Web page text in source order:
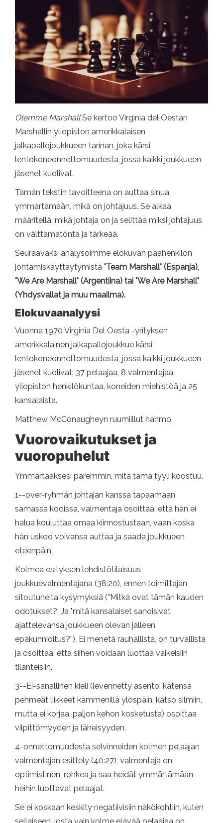
Olemme MarshallSe kertoo Virginia del Oestan
Marshallin yliopiston amerikkalaisen
jalkapallojoukkueen tarinan, joka kärsi
lentokoneonnettomuudesta, jossa kaikki joukkueen
jäsenet kuolivat.
Tämän tekstin tavoitteena on auttaa sinua
ymmärtämään, mikä on johtajuus. Se alkaa
määritellä, mikä johtaja on ja selittää miksi johtajuus
on välttämätöntä ja tärkeää.
Seuraavaksi analysoimme elokuvan päähenkilön
johtamiskäyttäytymistä "Team Marshall" (Espanja),
"We Are Marshall" (Argentiina) tai "We Are Marshall"
(Yhdysvallat ja muu maailma).
Elokuvaanalyysi
Vuonna 1970 Virginia Del Oesta -yrityksen
amerikkalainen jalkapallojoukkue kärsi
lentokoneonnettomuudesta, jossa kaikki joukkueen
jäsenet kuolivat: 37 pelaajaa, 8 valmentajaa,
yliopiston henkilökuntaa, koneiden miehistöä ja 25
kansalaista.
Matthew McConaugheyn ruumiillut hahmo.
Vuorovaikutukset ja
vuoropuhelut
Ymmärtääksesi paremmin, mitä tämä tyyli koostuu.
1--over-ryhmän johtajan kanssa tapaamaan
samassa kodissa, valmentaja osoittaa, että hän ei
halua kouluttaa omaa kiinnostustaan, vaan koska
hän uskoo voivansa auttaa ja saada joukkueen
eteenpäin.
Kolmea esityksen lehdistötilaisuus
joukkuevalmentajana (38:20), ennen toimittajan
sitoutuneita kysymyksiä (”Mitkä ovat tämän kauden
odotukset?, Ja "mitä kansalaiset sanoisivat
ajattelevansa joukkueen olevan jälleen
epäkunnioitus?”), Ei menetä rauhallista, on turvallista
ja osoittaa, että siihen voidaan luottaa vaikeisiin
tilanteisiin.
3--Ei-sanallinen kieli (levennetty asento, kätensä
pehmeät liikkeet kämmenillä ylöspäin, katso silmiin,
mutta ei korjaa, paljon kehon kosketusta) osoittaa
vilpittömyyden ja läheisyyden.
4-onnettomuudesta selvinneiden kolmen pelaajan
valmentajan esittely (40:27), valmentaja on
optimistinen, rohkea ja saa heidät ymmärtämään
heihin luottavat pelaajat.
Se ei koskaan keskity negatiivisiin näkökohtiin, kuten